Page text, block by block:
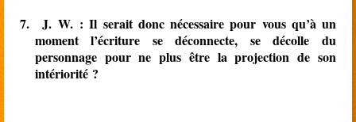
7. J. W. : Il serait donc nécessaire pour vous qu’à un
moment l’écriture se déconnecte, se décolle du
personnage pour ne plus être la projection de son
intériorité ?